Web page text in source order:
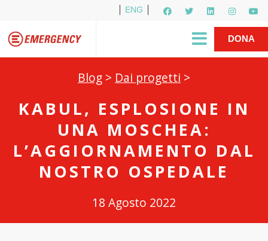
ENG
R1PUD1A
DONA
Blog > Dai progetti >
KABUL, ESPLOSIONE IN
UNA MOSCHEA:
L’AGGIORNAMENTO DAL
NOSTRO OSPEDALE
18 Agosto 2022